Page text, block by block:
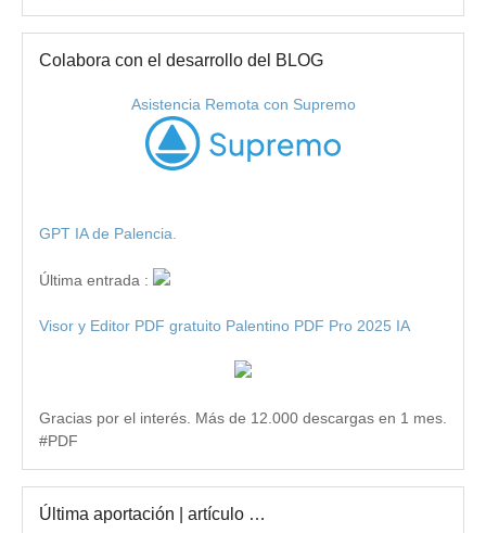
Colabora con el desarrollo del BLOG
Asistencia Remota con Supremo
GPT IA de Palencia.
Última entrada :
Visor y Editor PDF gratuito Palentino PDF Pro 2025 IA
Gracias por el interés. Más de 12.000 descargas en 1 mes.
#PDF
Última aportación | artículo …